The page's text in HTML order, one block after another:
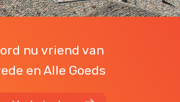
nu vriend van
en Alle Goeds